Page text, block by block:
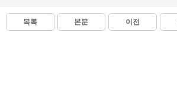
목록 본문 이전